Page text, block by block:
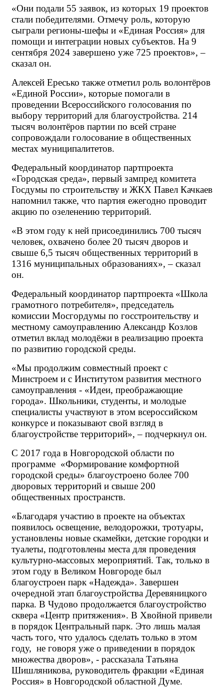
«Они подали 55 заявок, из которых 19 проектов
стали победителями. Отмечу роль, которую
сыграли регионы-шефы и «Единая Россия» для
помощи и интеграции новых субъектов. На 9
сентября 2024 завершено уже 725 проектов», –
сказал он.
Алексей Ересько также отметил роль волонтёров
«Единой России», которые помогали в
проведении Всероссийского голосования по
выбору территорий для благоустройства. 214
тысяч волонтёров партии по всей стране
сопровождали голосование в общественных
местах муниципалитетов.
Федеральный координатор партпроекта
«Городская среда», первый зампред комитета
Госдумы по строительству и ЖКХ Павел Качкаев
напомнил также, что партия ежегодно проводит
акцию по озеленению территорий.
«В этом году к ней присоединились 700 тысяч
человек, охвачено более 20 тысяч дворов и
свыше 6,5 тысяч общественных территорий в
1316 муниципальных образованиях», – сказал
он.
Федеральный координатор партпроекта «Школа
грамотного потребителя», председатель
комиссии Мосгордумы по госстроительству и
местному самоуправлению Александр Козлов
отметил вклад молодёжи в реализацию проекта
по развитию городской среды.
«Мы продолжим совместный проект с
Минстроем и с Институтом развития местного
самоуправления - «Идеи, преображающие
города». Школьники, студенты, и молодые
специалисты участвуют в этом всероссийском
конкурсе и показывают свой взгляд в
благоустройстве территорий», – подчеркнул он.
С 2017 года в Новгородской области по
программе  «Формирование комфортной
городской среды» благоустроено более 700
дворовых территорий и свыше 200
общественных пространств.
«Благодаря участию в проекте на объектах
появилось освещение, велодорожки, тротуары,
установлены новые скамейки, детские городки и
туалеты, подготовлены места для проведения
культурно-массовых мероприятий. Так, только в
этом году в Великом Новгороде был
благоустроен парк «Надежда». Завершен
очередной этап благоустройства Деревяницкого
парка
сквера «Центр притяжения». В Хвойной привели
в порядок Центральный парк. Это лишь малая
часть того, что удалось сделать только в этом
году,  не говоря уже о приведении в порядок
множества дворов», - рассказала Татьяна
Шишляникова, руководитель фракции «Единая
Россия» в Новгородской областной Думе.